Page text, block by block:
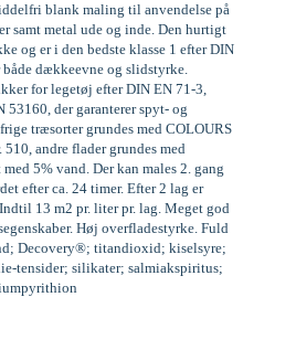
blank maling til anvendelse på
samt metal ude og inde. Den hurtigt
og er i den bedste klasse 1 efter DIN
dækkeevne og slidstyrke.
for legetøj efter DIN EN 71-3,
der garanterer spyt- og
træsorter grundes med COLOURS
andre flader grundes med
5% vand. Der kan males 2. gang
efter ca. 24 timer. Efter 2 lag er
13 m2 pr. liter pr. lag. Meget god
Høj overfladestyrke. Fuld
Decovery®; titandioxid; kiselsyre;
tensider; silikater; salmiakspiritus;